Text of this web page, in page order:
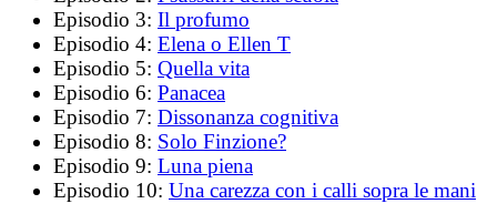
Episodio 3: Il profumo
Episodio 4: Elena o Ellen T
Episodio 5: Quella vita
Episodio 6: Panacea
Episodio 7: Dissonanza cognitiva
Episodio 8: Solo Finzione?
Episodio 9: Luna piena
Episodio 10: Una carezza con i calli sopra le mani